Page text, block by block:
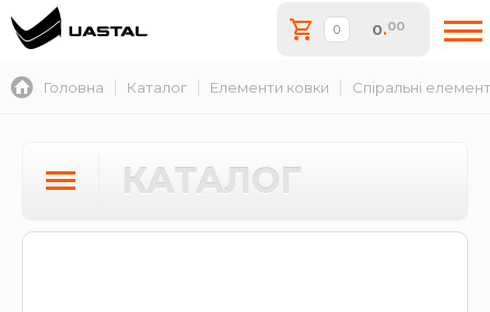
0.00
Головна Каталог Елементи ковки Спіральні
КАТАЛОГ